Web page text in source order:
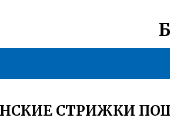
СТРИЖКИ